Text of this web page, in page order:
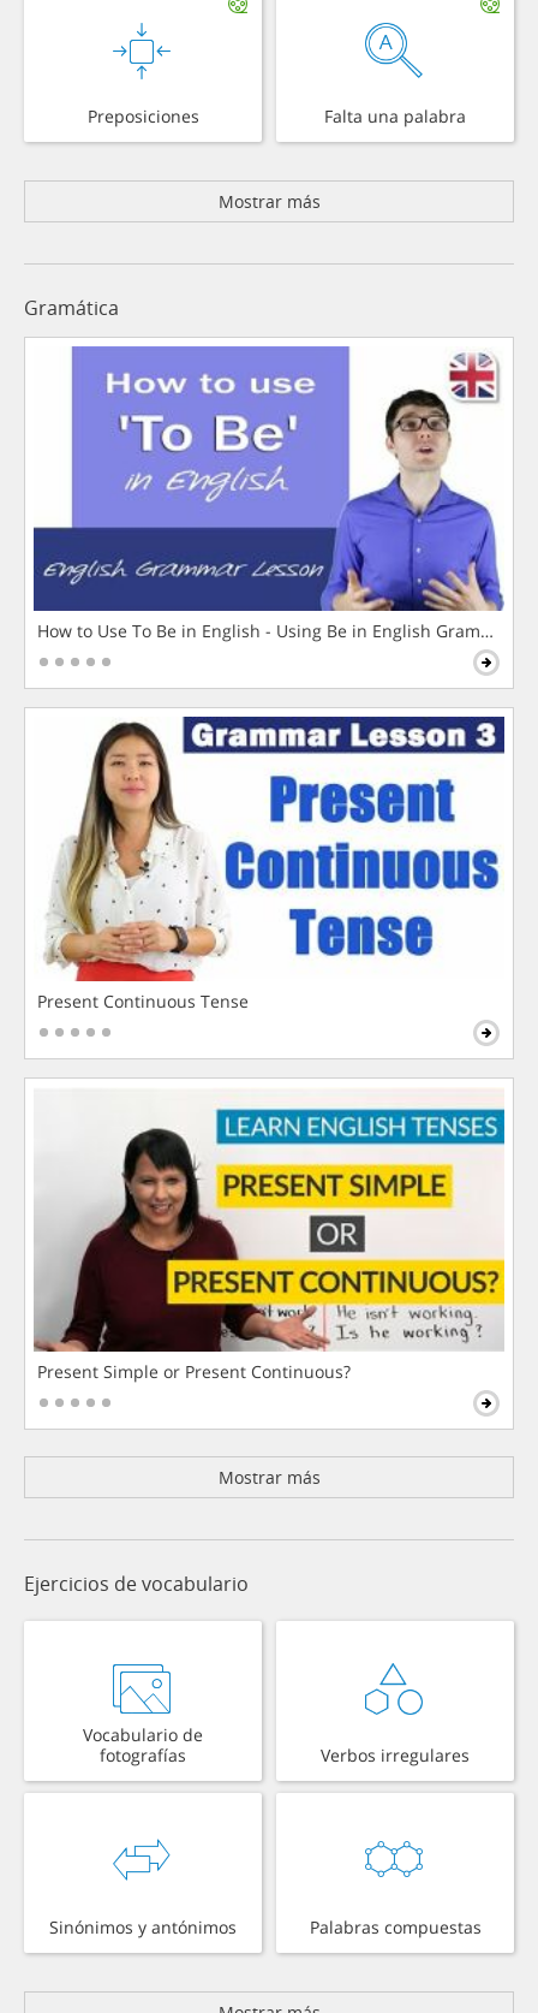
Preposiciones Falta una palabra
Mostrar más
Gramática
How to Use To Be in English - Using Be in English Grammar
Present Continuous Tense
Present Simple or Present Continuous?
Mostrar más
Ejercicios de vocabulario
Vocabulario de
fotografías
Verbos irregulares
Sinónimos y antónimos Palabras compuestas